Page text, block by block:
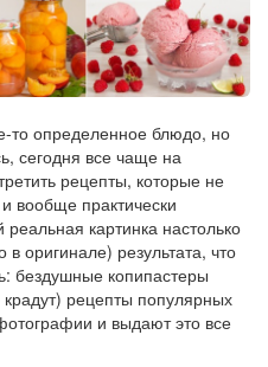
то определенное блюдо, но
сегодня все чаще на
рецепты, которые не
вообще практически
картинка настолько
оригинале) результата, что
бездушные копипастеры
крадут) рецепты популярных
и выдают это все